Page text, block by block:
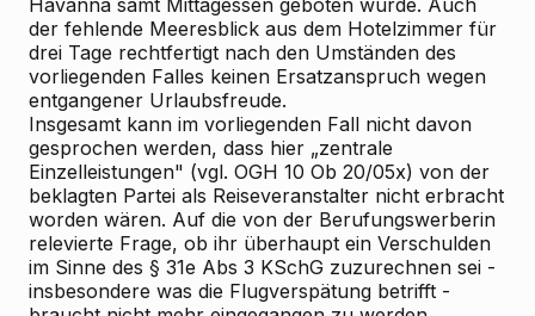
Havanna samt Mittagessen geboten wurde. Auch
der fehlende Meeresblick aus dem Hotelzimmer für
drei Tage rechtfertigt nach den Umständen des
vorliegenden Falles keinen Ersatzanspruch wegen
entgangener Urlaubsfreude.
Insgesamt kann im vorliegenden Fall nicht davon
gesprochen werden, dass hier „zentrale
Einzelleistungen" (vgl. OGH 10 Ob 20/05x) von der
beklagten Partei als Reiseveranstalter nicht erbracht
worden wären. Auf die von der Berufungswerberin
relevierte Frage, ob ihr überhaupt ein Verschulden
im Sinne des § 31e Abs 3 KSchG zuzurechnen sei -
insbesondere was die Flugverspätung betrifft -